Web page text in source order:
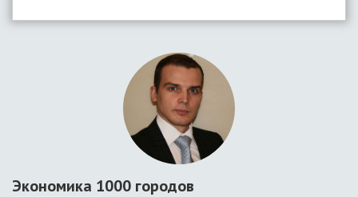
Экономика 1000 городов